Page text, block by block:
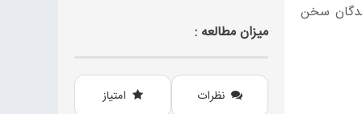
سخن
میزان مطالعه :
نظرات امتیاز